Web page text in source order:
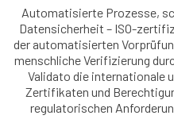
Automatisierte Prozesse,
Datensicherheit – ISO-
der automatisierten
menschliche Verifizierung
Validato die internationale
Zertifikaten und
regulatorischen